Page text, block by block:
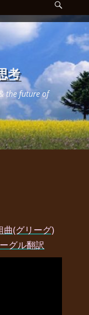
索
開
始
考
the future of
曲(グリーグ)
グル翻訳